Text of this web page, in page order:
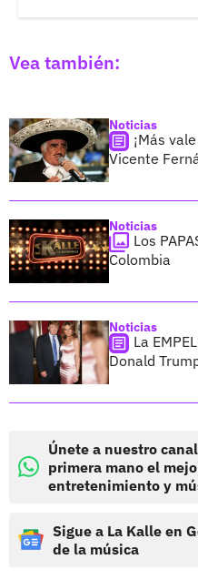
Vea también:
Noticias
¡Más
Vicente
Noticias
Los
Colombia
Noticias
La
Donald
Únete a nuestro
primera mano el
entretenimiento y
Sigue a La Kalle en
de la música